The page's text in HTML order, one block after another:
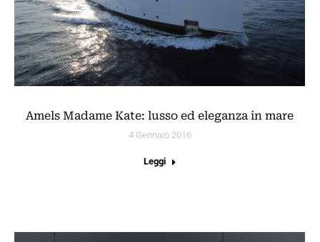
Amels Madame Kate: lusso ed eleganza in mare
4 Gennaio 2016
Leggi